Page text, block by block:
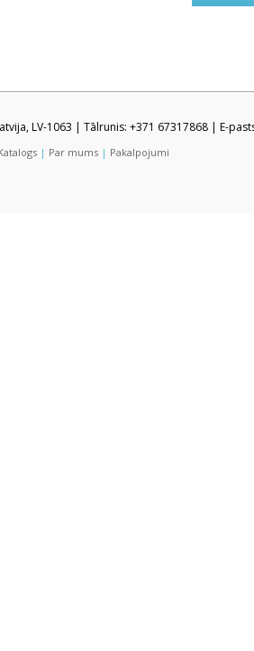
LV-1063 | Tālrunis: +371 67317868 | E-
| Par mums | Pakalpojumi